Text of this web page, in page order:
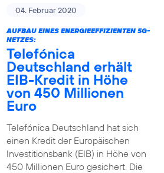
04. Februar 2020
AUFBAU EINES ENERGIEEFFIZIENTEN 5G-
NETZES:
Telefónica
Deutschland erhält
EIB-Kredit in Höhe
von 450 Millionen
Euro
Telefónica Deutschland hat sich
einen Kredit der Europäischen
Investitionsbank (EIB) in Höhe von
450 Millionen Euro gesichert. Die